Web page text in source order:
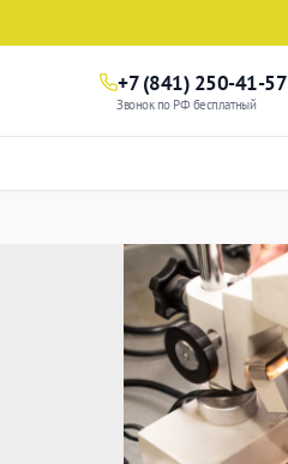
+7 (841) 250-41-57
Звонок по РФ бесплатный